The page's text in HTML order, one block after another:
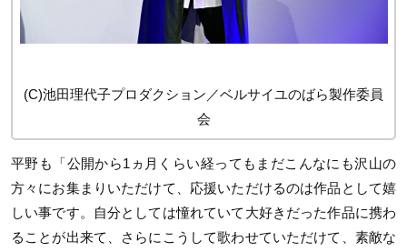
(C)池田理代子プロダクション／ベルサイユのばら製作委員
会
平野も「公開から1ヵ月くらい経ってもまだこんなにも沢山の
方々にお集まりいただけて、応援いただけるのは作品として嬉
しい事です。自分としては憧れていて大好きだった作品に携わ
ることが出来て、さらにこうして歌わせていただけて、素敵な